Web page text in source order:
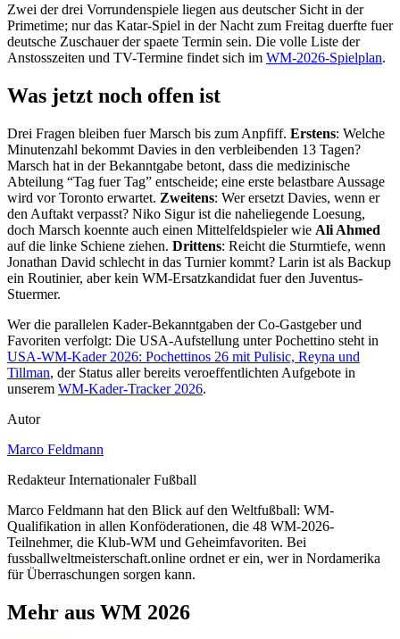
Zwei der drei Vorrundenspiele liegen aus deutscher Sicht in der
Primetime; nur das Katar-Spiel in der Nacht zum Freitag duerfte fuer
deutsche Zuschauer der spaete Termin sein. Die volle Liste der
Anstosszeiten und TV-Termine findet sich im WM-2026-Spielplan.
Was jetzt noch offen ist
Drei Fragen bleiben fuer Marsch bis zum Anpfiff. Erstens: Welche
Minutenzahl bekommt Davies in den verbleibenden 13 Tagen?
Marsch hat in der Bekanntgabe betont, dass die medizinische
Abteilung “Tag fuer Tag” entscheide; eine erste belastbare Aussage
wird vor Toronto erwartet. Zweitens: Wer ersetzt Davies, wenn er
den Auftakt verpasst? Niko Sigur ist die naheliegende Loesung,
doch Marsch koennte auch einen Mittelfeldspieler wie Ali Ahmed
auf die linke Schiene ziehen. Drittens: Reicht die Sturmtiefe, wenn
Jonathan David schlecht in das Turnier kommt? Larin ist als Backup
ein Routinier, aber kein WM-Ersatzkandidat fuer den Juventus-
Stuermer.
Wer die parallelen Kader-Bekanntgaben der Co-Gastgeber und
Favoriten verfolgt: Die USA-Aufstellung unter Pochettino steht in
USA-WM-Kader 2026: Pochettinos 26 mit Pulisic, Reyna und
Tillman, der Status aller bereits veroeffentlichten Aufgebote in
unserem WM-Kader-Tracker 2026.
Autor
Marco Feldmann
Redakteur Internationaler Fußball
Marco Feldmann hat den Blick auf den Weltfußball: WM-
Qualifikation in allen Konföderationen, die 48 WM-2026-
Teilnehmer, die Klub-WM und Geheimfavoriten. Bei
fussballweltmeisterschaft.online ordnet er ein, wer in Nordamerika
für Überraschungen sorgen kann.
Mehr aus WM 2026